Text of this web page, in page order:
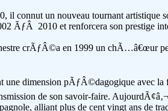
il connut un nouveau tournant artistique
ÃƒÂ 2010 et renforcera son prestige
crÃƒÂ©a en 1999 un chÃ…â€œur
dimension pÃƒÂ©dagogique avec la
de son savoir-faire.
alliant plus de cent vingt ans